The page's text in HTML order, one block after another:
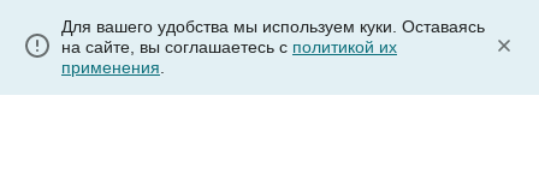
Для вашего удобства мы используем куки. Оставаясь
на сайте, вы соглашаетесь с политикой их
применения